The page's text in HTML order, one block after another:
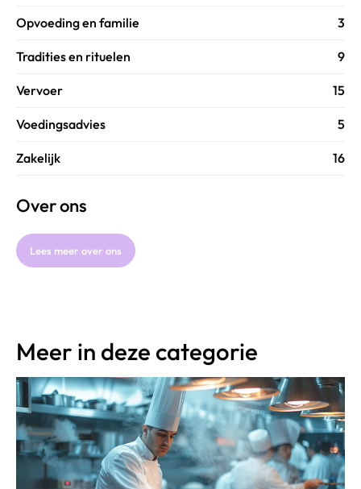
Opvoeding en familie 3
Tradities en rituelen 9
Vervoer 15
Voedingsadvies 5
Zakelijk 16
Over ons
Lees meer over ons
Meer in deze categorie